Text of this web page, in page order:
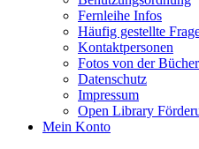
Fernleihe Infos
Häufig gestellte
Kontaktpersonen
Fotos von der
Datenschutz
Impressum
Open Library
Mein Konto